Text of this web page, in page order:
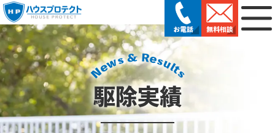
駆除実績